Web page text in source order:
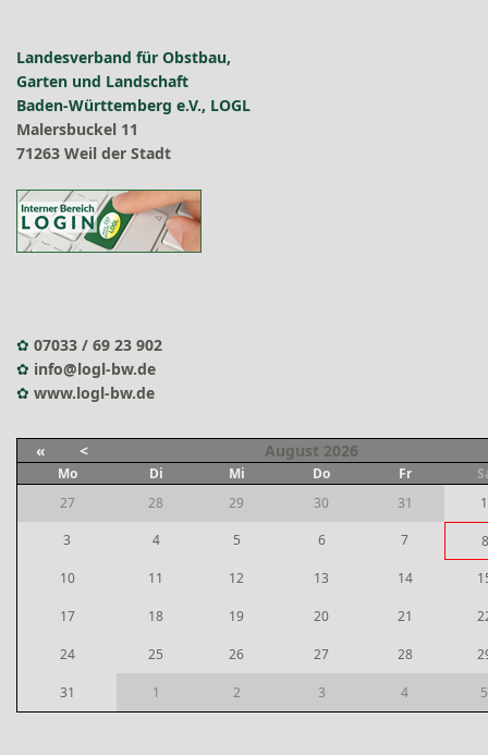
Landesverband für Obstbau,
Garten und Landschaft
Baden-Württemberg e.V., LOGL
Malersbuckel 11
71263 Weil der Stadt
✿ 07033 / 69 23 902
✿ info@logl-bw.de
✿ www.logl-bw.de
« < August 2026
Mo Di Mi Do Fr
27
28 29 30 31
1
3
4 5 6 7
8
10
11 12 13 14
17 18 19 20 21
24 25 26 27 28
31 1 2 3 4 5